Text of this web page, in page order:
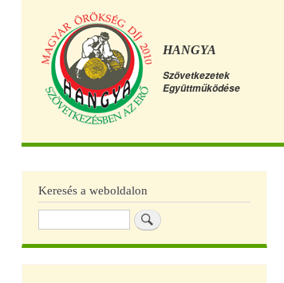
HANGYA
Szövetkezetek
Együttműködése
Főmenü
Keresés a weboldalon